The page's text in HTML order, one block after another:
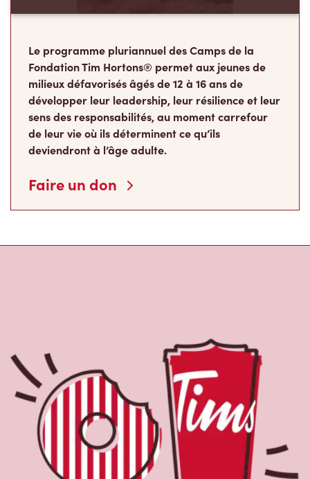
Le programme pluriannuel des Camps de la
Fondation Tim Hortons® permet aux jeunes de
milieux défavorisés âgés de 12 à 16 ans de
développer leur leadership, leur résilience et leur
sens des responsabilités, au moment carrefour
de leur vie où ils déterminent ce qu’ils
deviendront à l’âge adulte.
Faire un don